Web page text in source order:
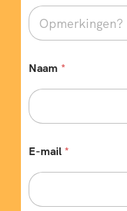
e
t
m
n
g
Naam *
E-mail *